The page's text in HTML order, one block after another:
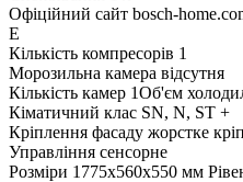
Офіційний сайт bosch-
E
Кількість компресорів 1
Морозильна камера відсутня
Кількість камер 1Об'єм
Кіматичний клас SN, N, ST +
Кріплення фасаду жорстке
Управління сенсорне
Розміри 1775х560х550 мм